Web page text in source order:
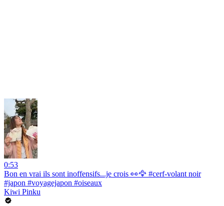
0:53
Bon en vrai ils sont inoffensifs...je crois 👀🦅 #cerf-volant noir
#japon #voyagejapon #oiseaux
Kiwi Pinku